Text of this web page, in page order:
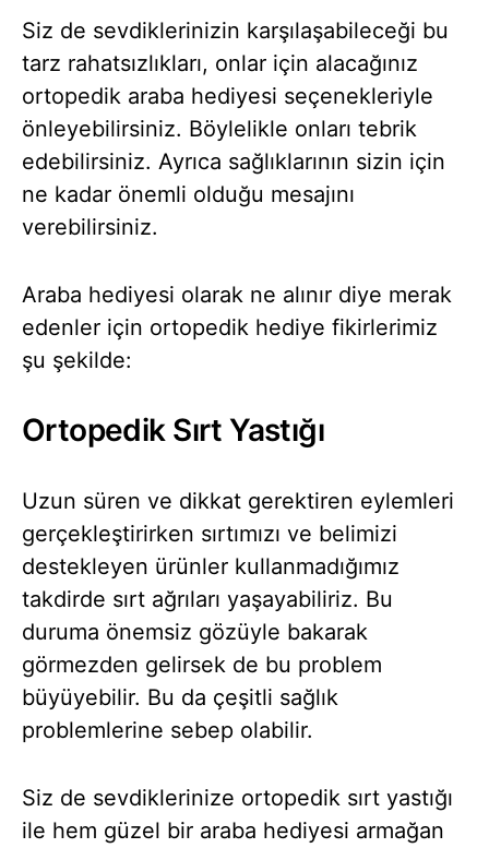
Siz de sevdiklerinizin karşılaşabileceği bu
tarz rahatsızlıkları, onlar için alacağınız
ortopedik araba hediyesi seçenekleriyle
önleyebilirsiniz. Böylelikle onları tebrik
edebilirsiniz. Ayrıca sağlıklarının sizin için
ne kadar önemli olduğu mesajını
verebilirsiniz.
Araba hediyesi olarak ne alınır diye merak
edenler için ortopedik hediye fikirlerimiz
şu şekilde:
Ortopedik Sırt Yastığı
Uzun süren ve dikkat gerektiren eylemleri
gerçekleştirirken sırtımızı ve belimizi
destekleyen ürünler kullanmadığımız
takdirde sırt ağrıları yaşayabiliriz. Bu
duruma önemsiz gözüyle bakarak
görmezden gelirsek de bu problem
büyüyebilir. Bu da çeşitli sağlık
problemlerine sebep olabilir.
Siz de sevdiklerinize ortopedik sırt yastığı
ile hem güzel bir araba hediyesi armağan